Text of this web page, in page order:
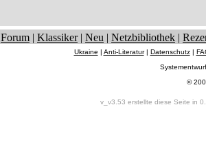
Forum | Klassiker| Neu | Netzbibliothek |
Ukraine | Anti-Literatur| Datenschutz|
©
v_v3.53 erstellte diese Seite in